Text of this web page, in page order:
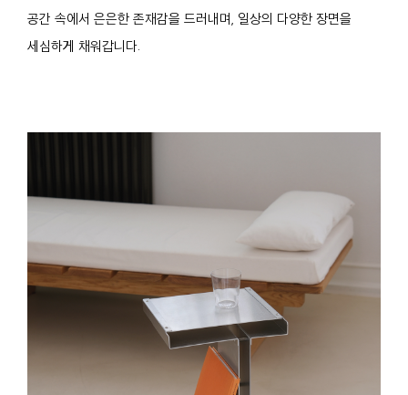
공간 속에서 은은한 존재감을 드러내며, 일상의 다양한 장면을
세심하게 채워갑니다.